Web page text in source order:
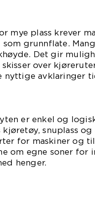
mye plass krever
grunnflate.
Det gir
over
avklaringer
er enkel og
snuplass og
for maskiner og
om egne soner for
henger.